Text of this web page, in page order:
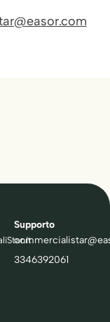
Supporto
3346392061